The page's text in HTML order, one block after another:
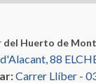
del Huerto de
88
Carrer Llíber -